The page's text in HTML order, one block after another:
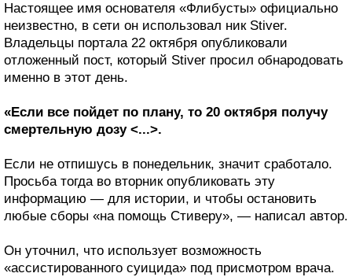
Настоящее имя основателя «Флибусты» официально
неизвестно, в сети он использовал ник Stiver.
Владельцы портала 22 октября опубликовали
отложенный пост, который Stiver просил обнародовать
именно в этот день.
«Если все пойдет по плану, то 20 октября получу
смертельную дозу <...>.
Если не отпишусь в понедельник, значит сработало.
Просьба тогда во вторник опубликовать эту
информацию — для истории, и чтобы остановить
любые сборы «на помощь Стиверу», — написал автор.
Он уточнил, что использует возможность
«ассистированного суицида» под присмотром врача.